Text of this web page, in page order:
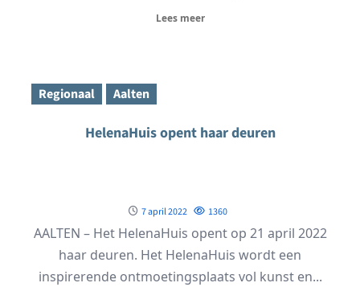
Lees meer
Regionaal Aalten
HelenaHuis opent haar deuren
7 april 2022 1360
AALTEN – Het HelenaHuis opent op 21 april 2022
haar deuren. Het HelenaHuis wordt een
inspirerende ontmoetingsplaats vol kunst en...